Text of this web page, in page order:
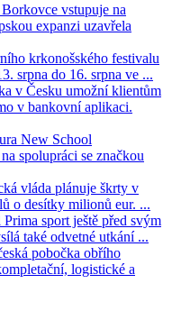
vstupuje na
expanzi uzavřela
krkonošského festivalu
srpna do 16. srpna ve ...
v Česku umožní klientům
v bankovní aplikaci.
New School
spolupráci se značkou
vláda plánuje škrty v
o desítky milionů eur. ...
sport ještě před svým
také odvetné utkání ...
pobočka obřího
logistické a